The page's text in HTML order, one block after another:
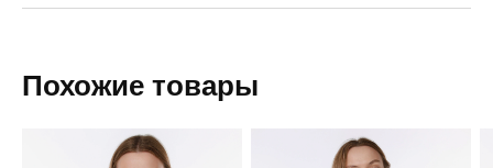
На модели размер одежды: 42
Пермь — бесплатно
Доставка в другие города
Похожие товары